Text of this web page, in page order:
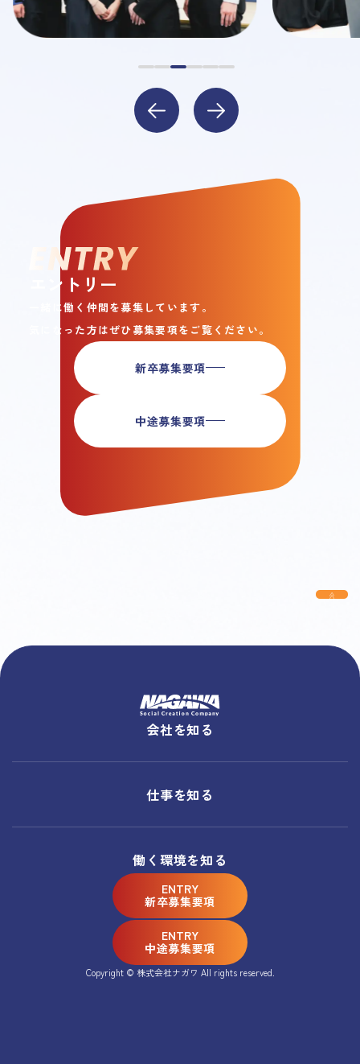
エントリー
一緒に働く仲間を募集しています。
気になった方はぜひ募集要項をご覧ください。
新卒募集要項
中途募集要項
会社を知る
仕事を知る
働く環境を知る
ENTRY
新卒募集要項
ENTRY
中途募集要項
Copyright © 株式会社ナガワ All rights reserved.